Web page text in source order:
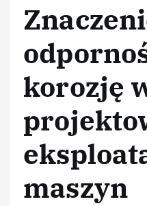
korozję
maszyn